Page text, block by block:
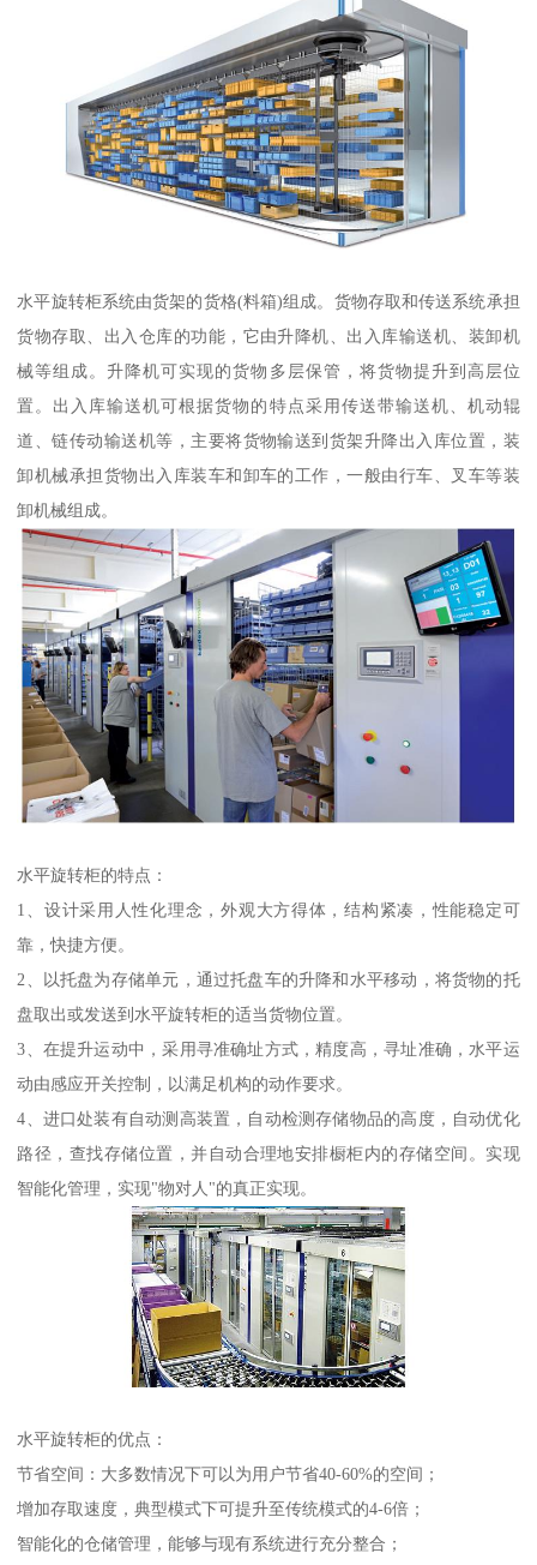
水平旋转柜系统由货架的货格(料箱)组成。货物存取和传送系统承担
货物存取、出入仓库的功能，它由升降机、出入库输送机、装卸机
械等组成。升降机可实现的货物多层保管，将货物提升到高层位
置。出入库输送机可根据货物的特点采用传送带输送机、机动辊
道、链传动输送机等，主要将货物输送到货架升降出入库位置，装
卸机械承担货物出入库装车和卸车的工作，一般由行车、叉车等装
卸机械组成。
水平旋转柜的特点：
1、设计采用人性化理念，外观大方得体，结构紧凑，性能稳定可
靠，快捷方便。
2、以托盘为存储单元，通过托盘车的升降和水平移动，将货物的托
盘取出或发送到水平旋转柜的适当货物位置。
3、在提升运动中，采用寻准确址方式，精度高，寻址准确，水平运
动由感应开关控制，以满足机构的动作要求。
4、进口处装有自动测高装置，自动检测存储物品的高度，自动优化
路径，查找存储位置，并自动合理地安排橱柜内的存储空间。实现
智能化管理，实现"物对人"的真正实现。
水平旋转柜的优点：
节省空间：大多数情况下可以为用户节省40-60%的空间；
增加存取速度，典型模式下可提升至传统模式的4-6倍；
智能化的仓储管理，能够与现有系统进行充分整合；